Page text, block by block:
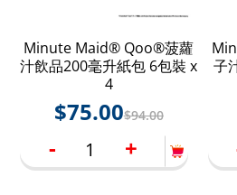
Minute Maid® Qoo®菠蘿
汁飲品200毫升紙包 6包裝 x
4
$94.00
$75.00
-
+
子